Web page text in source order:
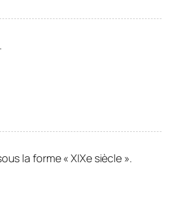
la forme « XIXe siècle ».